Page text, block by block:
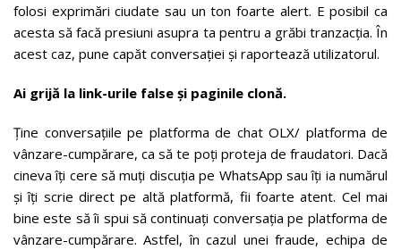
folosi exprimări ciudate sau un ton foarte alert. E posibil ca
acesta să facă presiuni asupra ta pentru a grăbi tranzacția. În
acest caz, pune capăt conversației și raportează utilizatorul.
Ai grijă la link-urile false și paginile clonă.
Ține conversațiile pe platforma de chat OLX/ platforma de
vânzare-cumpărare, ca să te poți proteja de fraudatori. Dacă
cineva îți cere să muți discuția pe WhatsApp sau îți ia numărul
și îți scrie direct pe altă platformă, fii foarte atent. Cel mai
bine este să îi spui să continuați conversația pe platforma de
vânzare-cumpărare. Astfel, în cazul unei fraude, echipa de